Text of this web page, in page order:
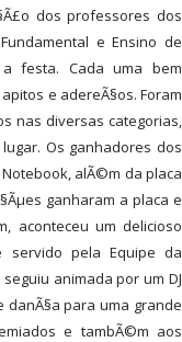
dos professores dos
e Ensino de
festa. Cada uma bem
e adereÃ§os. Foram
nas diversas categorias,
lugar. Os ganhadores dos
alÃ©m da placa
ganharam a placa e
aconteceu um delicioso
servido pela Equipe da
animada por um DJ
para uma grande
e tambÃ©m aos